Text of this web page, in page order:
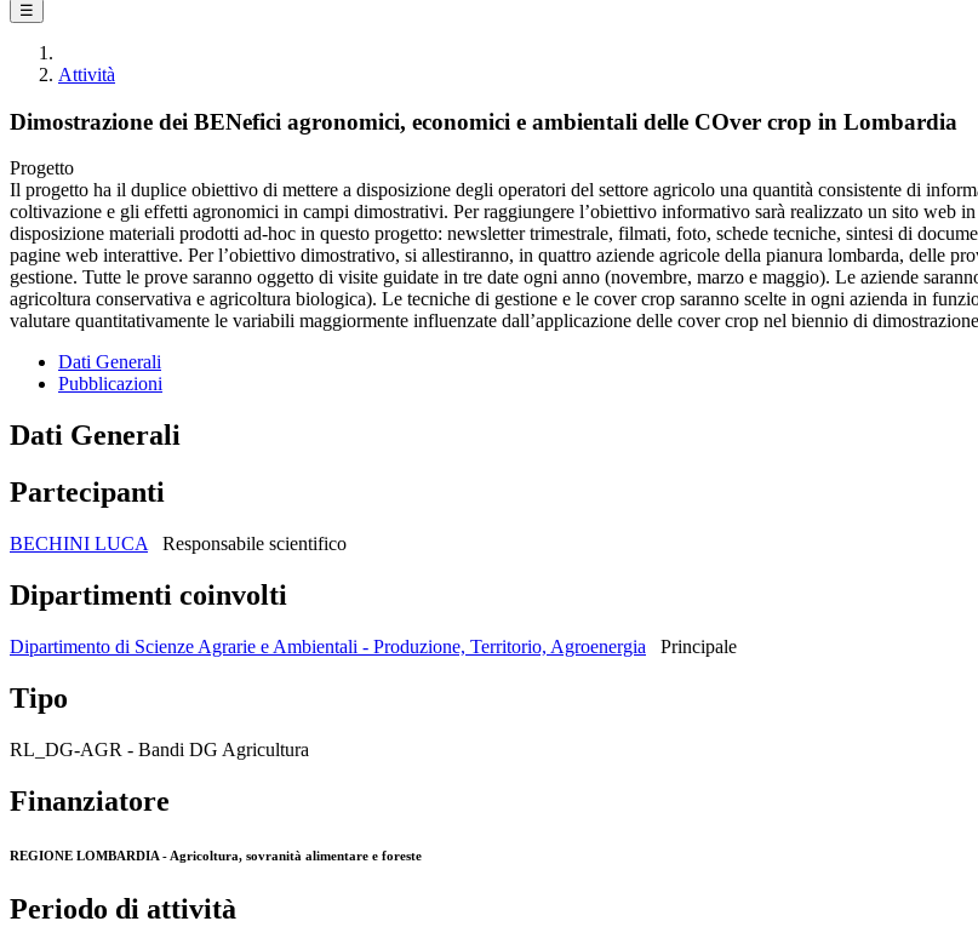
☰
Attività
Dimostrazione dei BENefici agronomici, economici e ambientali delle COver crop in Lombardia
Progetto
Il progetto ha il duplice obiettivo di mettere a disposizione degli operatori del settore agricolo una quantità consistente di
coltivazione e gli effetti agronomici in campi dimostrativi. Per raggiungere l’obiettivo informativo sarà realizzato un sito web
disposizione materiali prodotti ad-hoc in questo progetto: newsletter trimestrale, filmati, foto, schede tecniche, sintesi di
pagine web interattive. Per l’obiettivo dimostrativo, si allestiranno, in quattro aziende agricole della pianura lombarda, delle
gestione. Tutte le prove saranno oggetto di visite guidate in tre date ogni anno (novembre, marzo e maggio). Le aziende
agricoltura conservativa e agricoltura biologica). Le tecniche di gestione e le cover crop saranno scelte in ogni azienda in
valutare quantitativamente le variabili maggiormente influenzate dall’applicazione delle cover crop nel biennio di
Dati Generali
Pubblicazioni
Dati Generali
Partecipanti
BECHINI LUCA Responsabile scientifico
Dipartimenti coinvolti
Dipartimento di Scienze Agrarie e Ambientali - Produzione, Territorio, Agroenergia Principale
Tipo
RL_DG-AGR - Bandi DG Agricultura
Finanziatore
REGIONE LOMBARDIA - Agricoltura, sovranità alimentare e foreste
Periodo di attività